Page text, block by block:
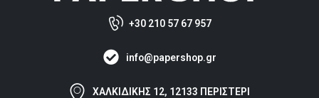
+30 210 57 67 957
info@papershop.gr
ΧΑΛΚΙΔΙΚΗΣ 12, 12133 ΠΕΡΙΣΤΕΡΙ